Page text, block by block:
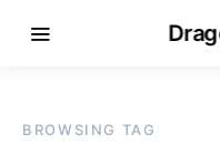
BROWSING TAG